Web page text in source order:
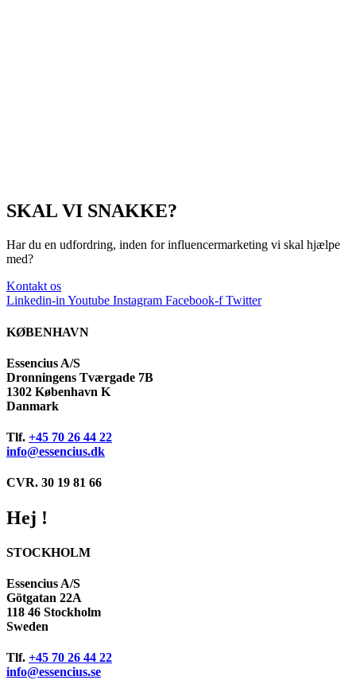
SKAL VI SNAKKE?
Har du en udfordring, inden for influencermarketing vi skal hjælpe
med?
Kontakt os
Linkedin-in Youtube Instagram Facebook-f Twitter
KØBENHAVN
Essencius A/S
Dronningens Tværgade 7B
1302 København K
Danmark
Tlf. +45 70 26 44 22
info@essencius.dk
CVR. 30 19 81 66
Hej !
STOCKHOLM
Essencius A/S
Götgatan 22A
118 46 Stockholm
Sweden
Tlf. +45 70 26 44 22
info@essencius.se